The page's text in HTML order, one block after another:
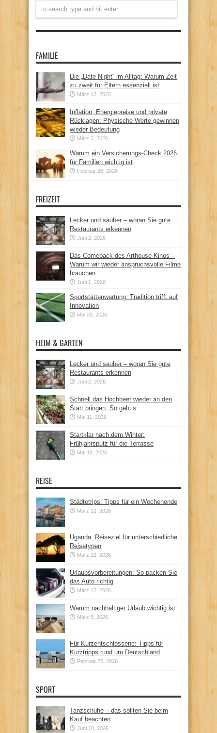
FAMILIE
Die „Date Night“ im Alltag: Warum Zeit
zu zweit für Eltern essenziell ist
März 12, 2026
Inflation, Energiepreise und private
Rücklagen: Physische Werte gewinnen
wieder Bedeutung
März 3, 2026
Warum ein Versicherungs-Check 2026
für Familien wichtig ist
Februar 26, 2026
FREIZEIT
Lecker und sauber – woran Sie gute
Restaurants erkennen
Juni 2, 2026
Das Comeback des Arthouse-Kinos –
Warum wir wieder anspruchsvolle Filme
brauchen
Juni 1, 2026
Sportstättenwartung: Tradition trifft auf
Innovation
Mai 20, 2026
HEIM & GARTEN
Lecker und sauber – woran Sie gute
Restaurants erkennen
Juni 2, 2026
Schnell das Hochbeet wieder an den
Start bringen: So geht’s
Mai 11, 2026
Startklar nach dem Winter:
Frühjahrsputz für die Terrasse
Mai 10, 2026
REISE
Städtetrips: Tipps für ein Wochenende
März 12, 2026
Uganda: Reiseziel für unterschiedliche
Reisetypen
März 12, 2026
Urlaubsvorbereitungen: So packen Sie
das Auto richtig
März 12, 2026
Warum nachhaltiger Urlaub wichtig ist
März 5, 2026
Für Kurzentschlossene: Tipps für
Kurztripps rund um Deutschland
Februar 25, 2026
SPORT
Tanzschuhe – das sollten Sie beim
Kauf beachten
Juni 10, 2026